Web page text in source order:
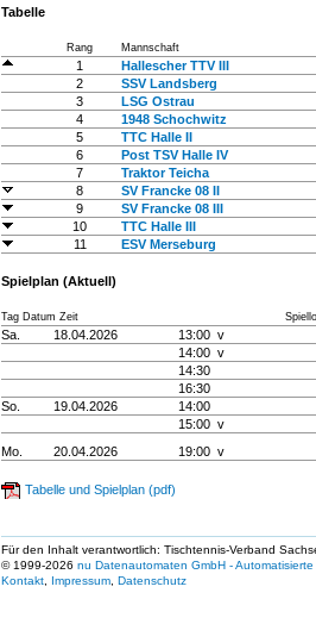
Tabelle
Rang Mannschaft
1
Hallescher TTV III
2
SSV Landsberg
3
LSG Ostrau
4
1948 Schochwitz
5
TTC Halle II
6
Post TSV Halle IV
7
Traktor Teicha
8
SV Francke 08 II
9
SV Francke 08 III
10
TTC Halle III
11
ESV Merseburg
Spielplan (Aktuell)
Tag Datum Zeit
Sa. 18.04.2026
13:00 v
14:00 v
14:30
16:30
So.
19.04.2026
14:00
15:00 v
Mo.
20.04.2026 19:00 v
Tabelle und Spielplan (pdf)
Für den Inhalt verantwortlich: Tischtennis-Verband
© 1999-2026 nu Datenautomaten GmbH -
Kontakt
Impressum Datenschutz